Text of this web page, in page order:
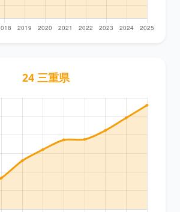
24 三重県